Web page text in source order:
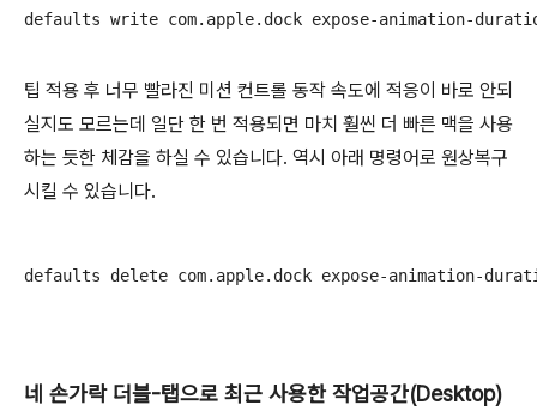
defaults write com.apple.dock expose-animation-
팁 적용 후 너무 빨라진 미션 컨트롤 동작 속도에 적응이 바로 안되
실지도 모르는데 일단 한 번 적용되면 마치 훨씬 더 빠른 맥을 사용
하는 듯한 체감을 하실 수 있습니다. 역시 아래 명령어로 원상복구
시킬 수 있습니다.
defaults delete com.apple.dock expose-animation-
네 손가락 더블-탭으로 최근 사용한 작업공간(Desktop)